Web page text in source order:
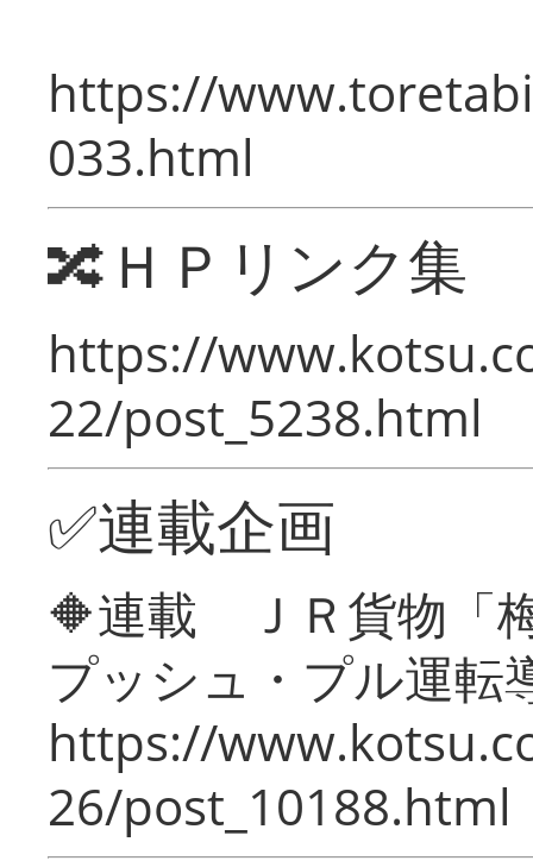
https://
033.html
🔀ＨＰリンク集
https://
22/post_5238.html
✅連載企画
🔶連載 ＪＲ貨物「
プッシュ・プル運転
https://
26/post_10188.html